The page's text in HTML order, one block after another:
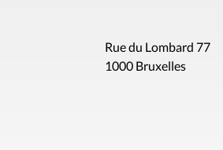
Rue du Lombard 77
1000 Bruxelles